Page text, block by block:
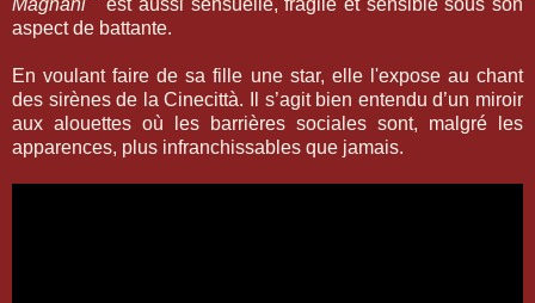
aspect de battante.
En voulant faire de sa fille une star, elle l'expose au chant
des sirènes de la Cinecittà. Il s’agit bien entendu d’un miroir
aux alouettes où les barrières sociales sont, malgré les
apparences, plus infranchissables que jamais.